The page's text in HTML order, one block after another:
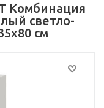
Комбинация
светло-
см